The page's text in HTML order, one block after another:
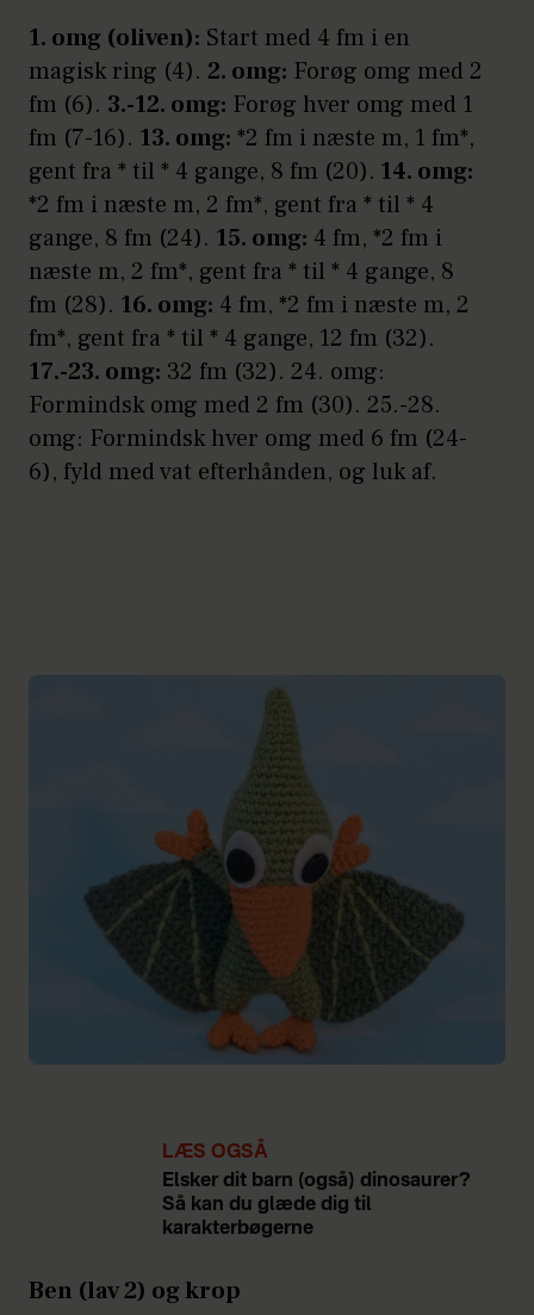
1. omg (oliven): Start med 4 fm i en
magisk ring (4). 2. omg: Forøg omg med 2
fm (6). 3.-12. omg: Forøg hver omg med 1
fm (7-16). 13. omg: *2 fm i næste m, 1 fm*,
gent fra * til * 4 gange, 8 fm (20). 14. omg:
*2 fm i næste m, 2 fm*, gent fra * til * 4
gange, 8 fm (24). 15. omg: 4 fm, *2 fm i
næste m, 2 fm*, gent fra * til * 4 gange, 8
fm (28). 16. omg: 4 fm, *2 fm i næste m, 2
fm*, gent fra * til * 4 gange, 12 fm (32).
17.-23. omg: 32 fm (32). 24. omg:
Formindsk omg med 2 fm (30). 25.-28.
omg: Formindsk hver omg med 6 fm (24-
6), fyld med vat efterhånden, og luk af.
LÆS OGSÅ
Elsker dit barn (også) dinosaurer?
Så kan du glæde dig til
karakterbøgerne
Ben (lav 2) og krop